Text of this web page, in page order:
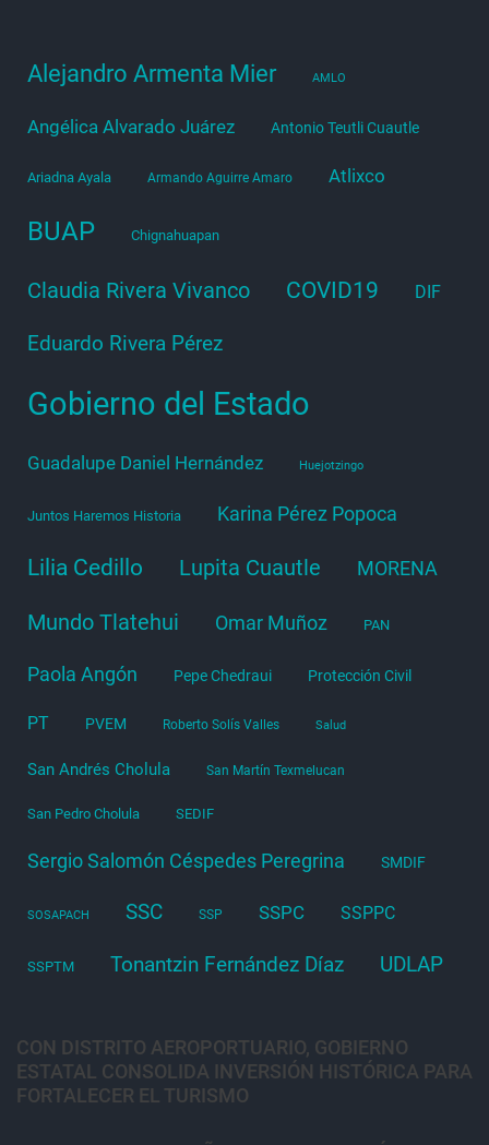
Alejandro Armenta Mier AMLO
Angélica Alvarado Juárez Antonio Teutli Cuautle
Ariadna Ayala Armando Aguirre Amaro Atlixco
BUAP Chignahuapan
Claudia Rivera Vivanco COVID19 DIF
Eduardo Rivera Pérez
Gobierno del Estado
Guadalupe Daniel Hernández Huejotzingo
Juntos Haremos Historia Karina Pérez Popoca
Lilia Cedillo Lupita Cuautle MORENA
Mundo Tlatehui Omar Muñoz PAN
Paola Angón Pepe Chedraui Protección Civil
PT PVEM Roberto Solís Valles Salud
San Andrés Cholula San Martín Texmelucan
San Pedro Cholula SEDIF
Sergio Salomón Céspedes Peregrina SMDIF
SOSAPACH SSC SSP SSPC SSPPC
SSPTM Tonantzin Fernández Díaz UDLAP
CON DISTRITO AEROPORTUARIO, GOBIERNO
ESTATAL CONSOLIDA INVERSIÓN HISTÓRICA PARA
FORTALECER EL TURISMO